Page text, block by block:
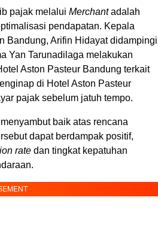
pajak melalui Merchantadalah
pendapatan. Kepala
Bandung, Arifin Hidayat didampingi
Yan Tarunadilaga melakukan
Aston Pasteur Bandung terkait
di Hotel Aston Pasteur
pajak sebelum jatuh tempo.
baik atas rencana
dapat berdampak positif,
rate dan tingkat kepatuhan